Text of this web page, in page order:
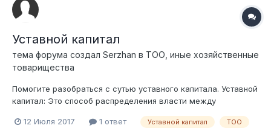
Уставной капитал
тема форума создал Serzhan в ТОО, иные хозяйственные
товарищества
Помогите разобраться с сутью уставного капитала. Уставной
капитал: Это способ распределения власти между
использовать уставной капитал в хозяйственной
12 Июля 2017 1 ответ Уставной капитал ТОО